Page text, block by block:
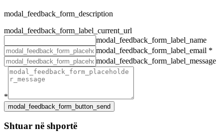
modal_feedback_form_description
modal_feedback_form_label_current_url
modal_feedback_form_label_name
modal_feedback_form_label_email *
modal_feedback_form_label_message
*
Shtuar në shportë